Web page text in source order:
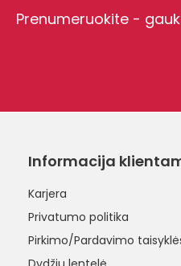
Prenumeruokite -
Informacija
Karjera
Privatumo politika
Pirkimo/Pardavimo